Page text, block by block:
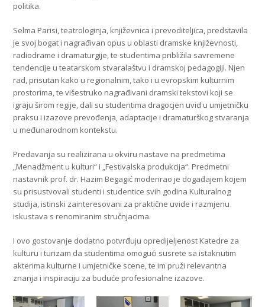
politika.
Selma Parisi, teatrologinja, književnica i prevoditeljica, predstavila
je svoj bogat i nagrađivan opus u oblasti dramske književnosti,
radiodrame i dramaturgije, te studentima približila savremene
tendencije u teatarskom stvaralaštvu i dramskoj pedagogiji. Njen
rad, prisutan kako u regionalnim, tako i u evropskim kulturnim
prostorima, te višestruko nagrađivani dramski tekstovi koji se
igraju širom regije, dali su studentima dragocjen uvid u umjetničku
praksu i izazove prevođenja, adaptacije i dramaturškog stvaranja
u međunarodnom kontekstu.
Predavanja su realizirana u okviru nastave na predmetima
„Menadžment u kulturi“ i „Festivalska produkcija“. Predmetni
nastavnik prof. dr. Hazim Begagić moderirao je događajem kojem
su prisustvovali studenti i studentice svih godina Kulturalnog
studija, istinski zainteresovani za praktične uvide i razmjenu
iskustava s renomiranim stručnjacima.
I ovo gostovanje dodatno potvrđuju opredijeljenost Katedre za
kulturu i turizam da studentima omogući susrete sa istaknutim
akterima kulturne i umjetničke scene, te im pruži relevantna
znanja i inspiraciju za buduće profesionalne izazove.